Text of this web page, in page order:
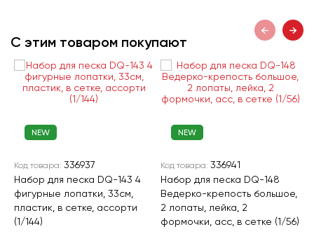
С этим товаром покупают
NEW
Код товара: 336937
Набор для песка DQ-143 4
фигурные лопатки, 33см,
пластик, в сетке, ассорти
(1/144)
NEW
Код товара: 336941
Набор для песка DQ-148
Ведерко-крепость большое,
2 лопаты, лейка, 2
формочки, асс, в сетке (1/56)